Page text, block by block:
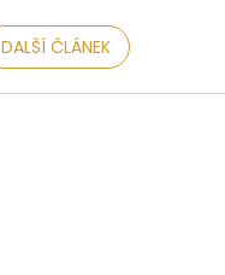
DALŠÍ ČLÁNEK